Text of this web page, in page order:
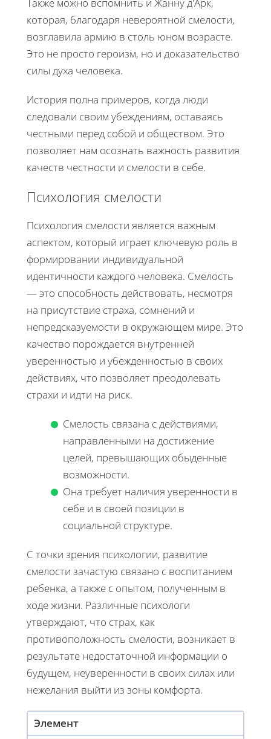
которая, благодаря невероятной смелости,
возглавила армию в столь юном возрасте.
Это не просто героизм, но и доказательство
силы духа человека.
История полна примеров, когда люди
следовали своим убеждениям, оставаясь
честными перед собой и обществом. Это
позволяет нам осознать важность развития
качеств честности и смелости в себе.
Психология смелости
Психология смелости является важным
аспектом, который играет ключевую роль в
формировании индивидуальной
идентичности каждого человека. Смелость
— это способность действовать, несмотря
на присутствие страха, сомнений и
непредсказуемости в окружающем мире. Это
качество порождается внутренней
уверенностью и убежденностью в своих
действиях, что позволяет преодолевать
страхи и идти на риск.
Смелость связана с действиями,
направленными на достижение
целей, превышающих обыденные
возможности.
Она требует наличия уверенности в
себе и в своей позиции в
социальной структуре.
С точки зрения психологии, развитие
смелости зачастую связано с воспитанием
ребенка, а также с опытом, полученным в
ходе жизни. Различные психологи
утверждают, что страх, как
противоположность смелости, возникает в
результате недостаточной информации о
будущем, неуверенности в своих силах или
нежелания выйти из зоны комфорта.
Элемент